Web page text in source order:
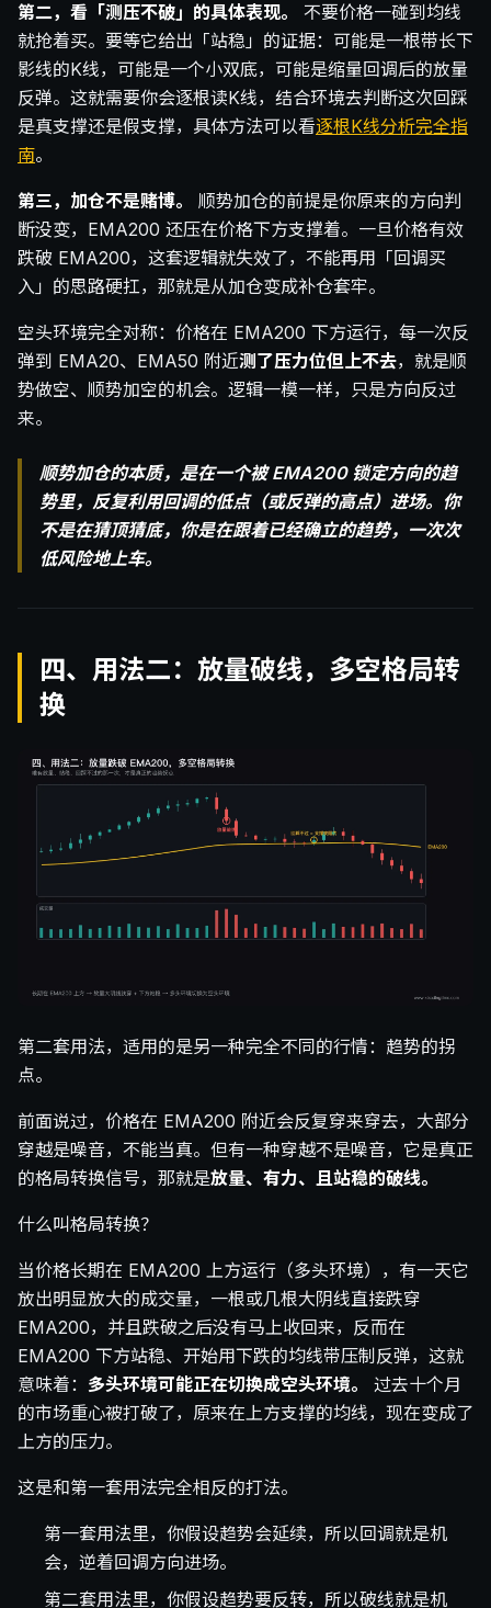
第二，看「测压不破」的具体表现。
不要价格一碰到均线
就抢着买。要等它给出「站稳」的证据：可能是一根带长下
影线的K线，可能是一个小双底，可能是缩量回调后的放量
反弹。这就需要你会逐根读K线，结合环境去判断这次回踩
是真支撑还是假支撑，具体方法可以看逐根K线分析完全指
南。
第三，加仓不是赌博。
顺势加仓的前提是你原来的方向判
断没变，EMA200 还压在价格下方支撑着。一旦价格有效
跌破 EMA200，这套逻辑就失效了，不能再用「回调买
入」的思路硬扛，那就是从加仓变成补仓套牢。
空头环境完全对称：价格在 EMA200 下方运行，每一次反
弹到 EMA20、EMA50 附近测了压力位但上不去，就是顺
势做空、顺势加空的机会。逻辑一模一样，只是方向反过
来。
顺势加仓的本质，是在一个被 EMA200 锁定方向的趋
势里，反复利用回调的低点（或反弹的高点）进场。你
不是在猜顶猜底，你是在跟着已经确立的趋势，一次次
低风险地上车。
四、用法二：放量破线，多空格局转
换
第二套用法，适用的是另一种完全不同的行情：趋势的拐
点。
前面说过，价格在 EMA200 附近会反复穿来穿去，大部分
穿越是噪音，不能当真。但有一种穿越不是噪音，它是真正
的格局转换信号，那就是放量、有力、且站稳的破线。
什么叫格局转换？
当价格长期在 EMA200 上方运行（多头环境），有一天它
放出明显放大的成交量，一根或几根大阴线直接跌穿
EMA200，并且跌破之后没有马上收回来，反而在
EMA200 下方站稳、开始用下跌的均线带压制反弹，这就
意味着： 多头环境可能正在切换成空头环境。
过去十个月
的市场重心被打破了，原来在上方支撑的均线，现在变成了
上方的压力。
这是和第一套用法完全相反的打法。
第一套用法里，你假设趋势会延续，所以回调就是机
会，逆着回调方向进场。
第二套用法里，你假设趋势要反转，所以破线就是机